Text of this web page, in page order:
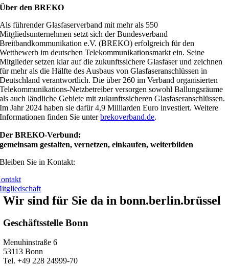
Über den BREKO
Als führender Glasfaserverband mit mehr als 550
Mitgliedsunternehmen setzt sich der Bundesverband
Breitbandkommunikation e.V. (BREKO) erfolgreich für den
Wettbewerb im deutschen Telekommunikationsmarkt ein. Seine
Mitglieder setzen klar auf die zukunftssichere Glasfaser und zeichnen
für mehr als die Hälfte des Ausbaus von Glasfaseranschlüssen in
Deutschland verantwortlich. Die über 260 im Verband organisierten
Telekommunikations-Netzbetreiber versorgen sowohl Ballungsräume
als auch ländliche Gebiete mit zukunftssicheren Glasfaseranschlüssen.
Im Jahr 2024 haben sie dafür 4,9 Milliarden Euro investiert. Weitere
Informationen finden Sie unterbrekoverband.de.
Der BREKO-Verbund:
gemeinsam gestalten, vernetzen, einkaufen, weiterbilden
Bleiben Sie in Kontakt:
Wir sind für Sie da in bonn.berlin.brüssel
Geschäftsstelle Bonn
Menuhinstraße 6
53113 Bonn
Tel. +49 228 24999-70